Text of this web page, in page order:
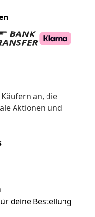
an, die
Aktionen und
deine Bestellung